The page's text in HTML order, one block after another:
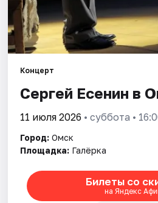
Концерт
Сергей Есенин в
11 июля 2026 • суббота •
Город: Омск
Площадка: Галёрка
Билеты со
на Яндекс